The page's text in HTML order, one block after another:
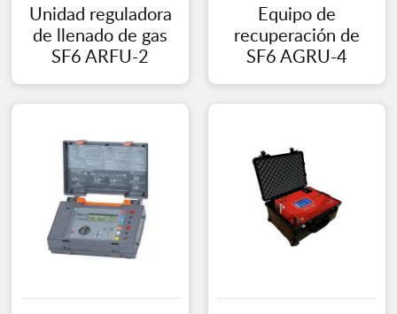
Unidad reguladora
de llenado de gas
SF6 ARFU-2
Equipo de
recuperación de
SF6 AGRU-4